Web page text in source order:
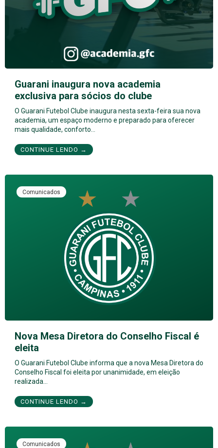
Guarani inaugura nova academia
exclusiva para sócios do clube
O Guarani Futebol Clube inaugura nesta sexta-feira sua nova
academia, um espaço moderno e preparado para oferecer
mais qualidade, conforto…
CONTINUE LENDO →
Comunicados
Nova Mesa Diretora do Conselho Fiscal é
eleita
O Guarani Futebol Clube informa que a nova Mesa Diretora do
Conselho Fiscal foi eleita por unanimidade, em eleição
realizada…
CONTINUE LENDO →
Comunicados